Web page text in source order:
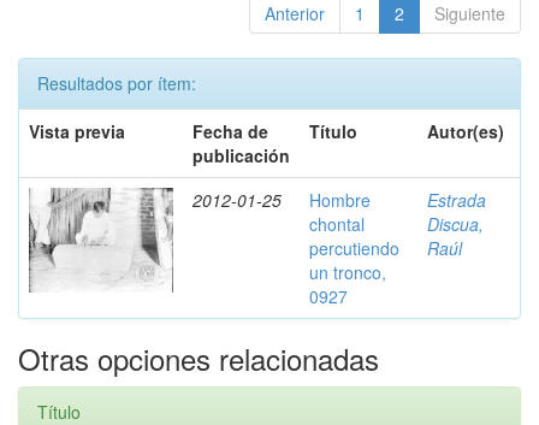
Anterior 1 2 Siguiente
Resultados por ítem:
Vista previa
Fecha de
publicación
Título Autor(es)
2012-01-25
Hombre
chontal
percutiendo
un tronco,
0927
Estrada
Discua,
Raúl
Otras opciones relacionadas
Título